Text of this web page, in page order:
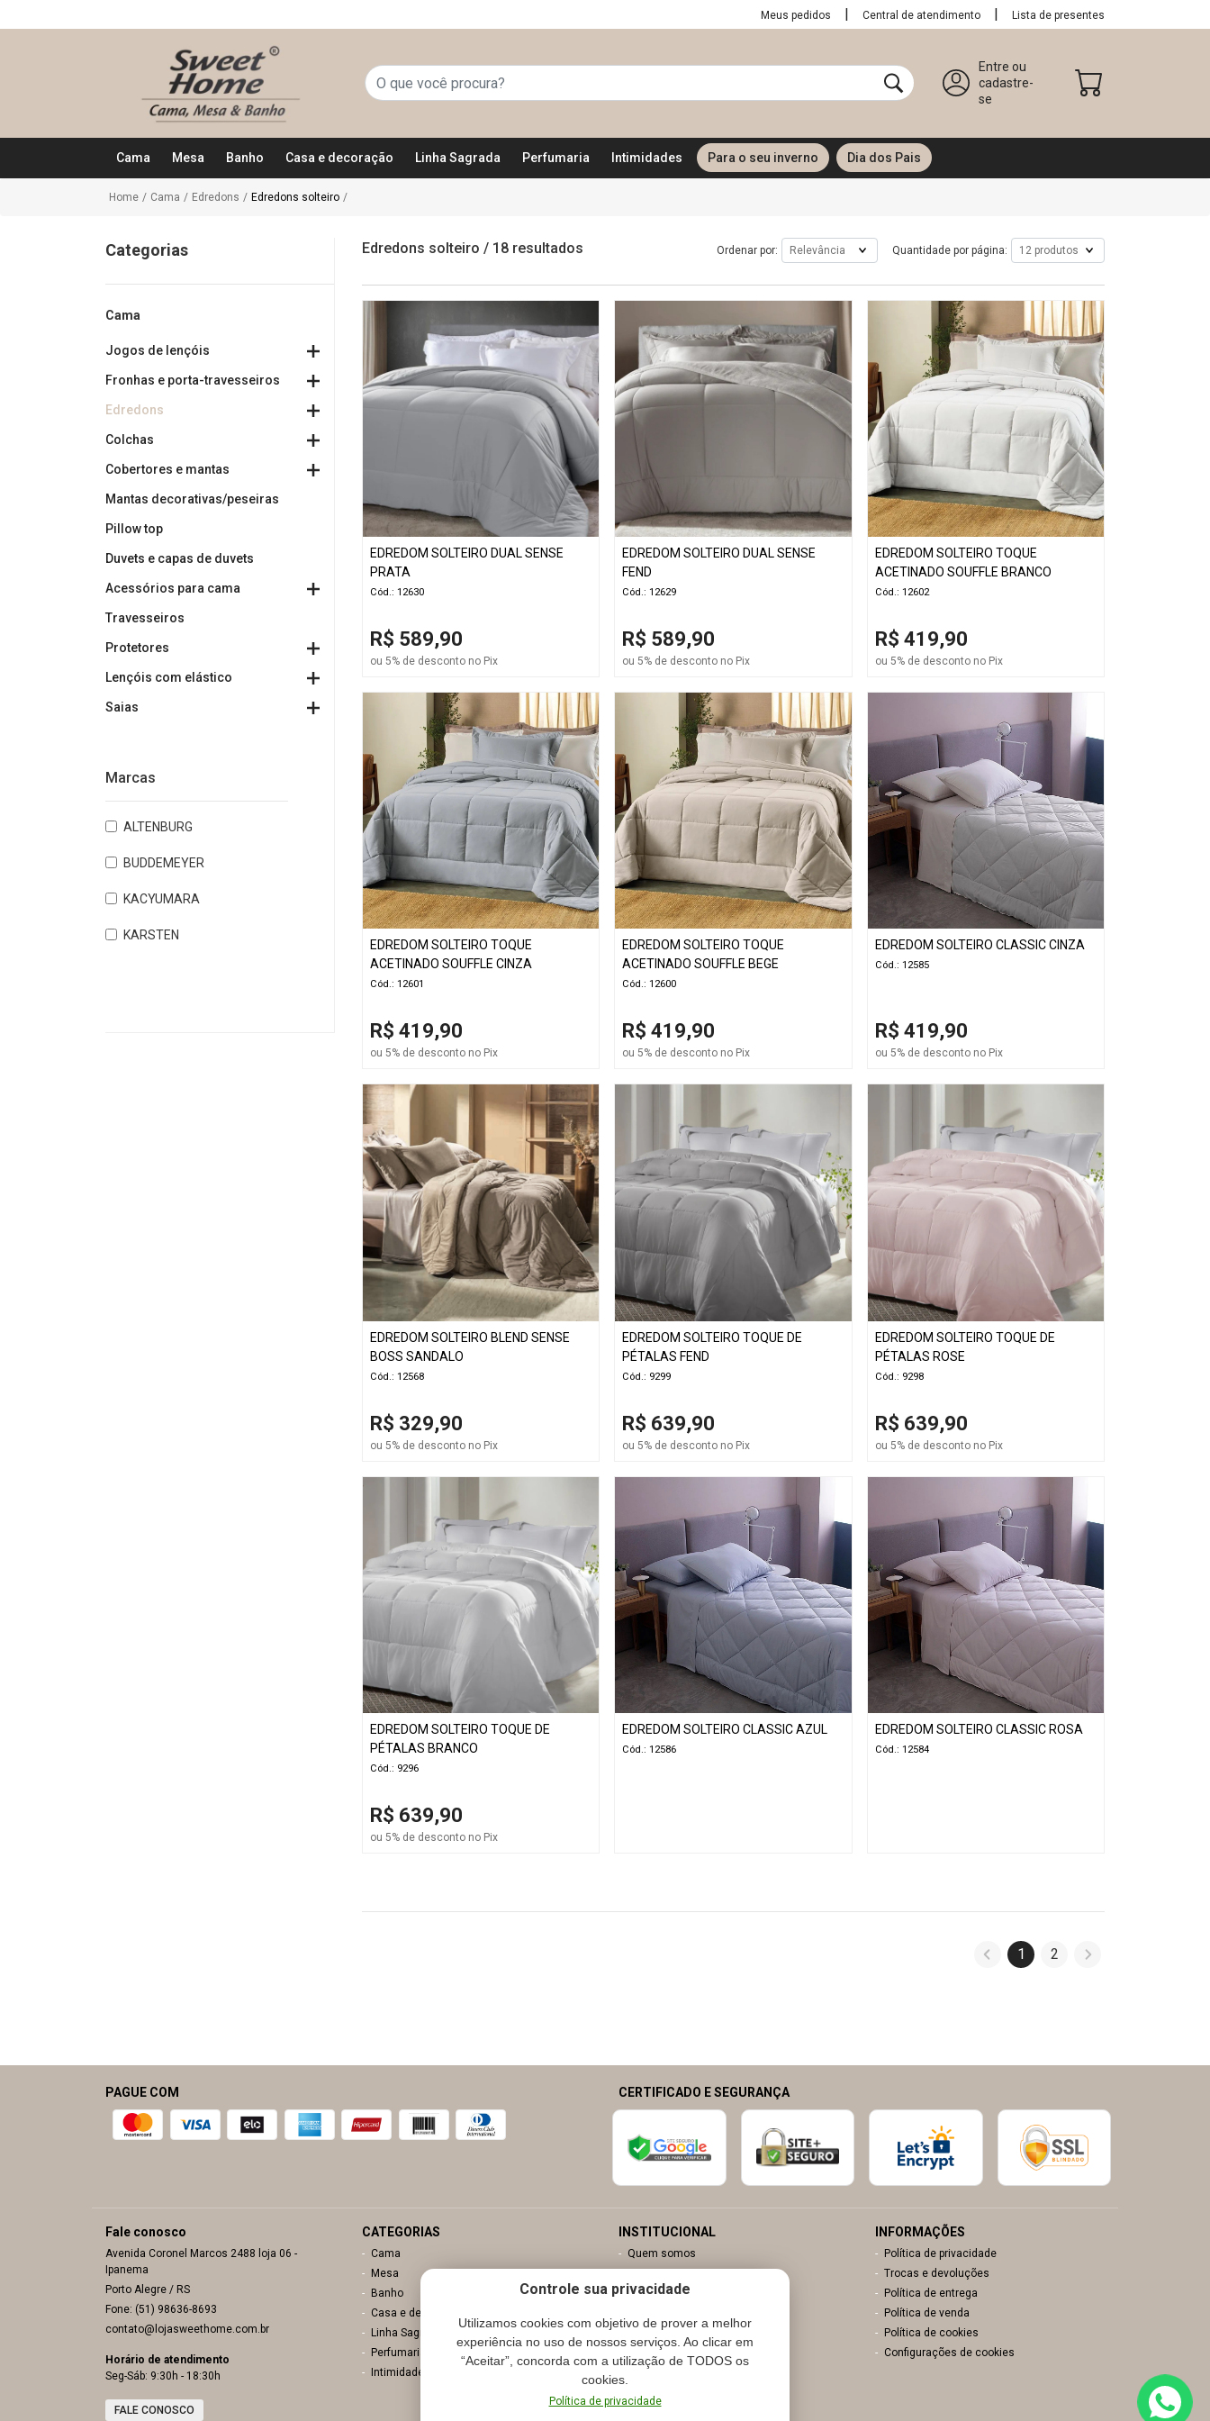
Meus pedidos Central de atendimento Lista de presentes
Entre ou
cadastre-
se
Cama Mesa Banho Casa e decoração Linha Sagrada Perfumaria Intimidades Para o seu inverno Dia dos Pais
Controle sua privacidade
Utilizamos cookies com objetivo de prover a melhor
experiência no uso de nossos serviços. Ao clicar em
“Aceitar”, concorda com a utilização de TODOS os
cookies.
Política de privacidade
Home / Cama / Edredons / Edredons solteiro /
Categorias
Cama
Jogos de lençóis
Fronhas e porta-travesseiros
Edredons
Colchas
Cobertores e mantas
Mantas decorativas/peseiras
Pillow top
Duvets e capas de duvets
Acessórios para cama
Travesseiros
Protetores
Lençóis com elástico
Saias
Marcas
ALTENBURG
BUDDEMEYER
KACYUMARA
KARSTEN
Edredons solteiro / 18 resultados Ordenar por: Quantidade por página:
EDREDOM SOLTEIRO DUAL SENSE
PRATA
Cód.: 12630
R$ 589,90
ou 5% de desconto no Pix
EDREDOM SOLTEIRO DUAL SENSE
FEND
Cód.: 12629
R$ 589,90
ou 5% de desconto no Pix
EDREDOM SOLTEIRO TOQUE
ACETINADO SOUFFLE BRANCO
Cód.: 12602
R$ 419,90
ou 5% de desconto no Pix
EDREDOM SOLTEIRO TOQUE
ACETINADO SOUFFLE CINZA
Cód.: 12601
R$ 419,90
ou 5% de desconto no Pix
EDREDOM SOLTEIRO TOQUE
ACETINADO SOUFFLE BEGE
Cód.: 12600
R$ 419,90
ou 5% de desconto no Pix
EDREDOM SOLTEIRO CLASSIC CINZA
Cód.: 12585
R$ 419,90
ou 5% de desconto no Pix
EDREDOM SOLTEIRO BLEND SENSE
BOSS SANDALO
Cód.: 12568
R$ 329,90
ou 5% de desconto no Pix
EDREDOM SOLTEIRO TOQUE DE
PÉTALAS FEND
Cód.: 9299
R$ 639,90
ou 5% de desconto no Pix
EDREDOM SOLTEIRO TOQUE DE
PÉTALAS ROSE
Cód.: 9298
R$ 639,90
ou 5% de desconto no Pix
EDREDOM SOLTEIRO TOQUE DE
PÉTALAS BRANCO
Cód.: 9296
R$ 639,90
ou 5% de desconto no Pix
EDREDOM SOLTEIRO CLASSIC AZUL
Cód.: 12586
EDREDOM SOLTEIRO CLASSIC ROSA
Cód.: 12584
1 2
PAGUE COM CERTIFICADO E SEGURANÇA
Fale conosco
Avenida Coronel Marcos 2488 loja 06 -
Ipanema
Porto Alegre / RS
Fone: (51) 98636-8693
contato@lojasweethome.com.br
Horário de atendimento
Seg-Sáb: 9:30h - 18:30h
FALE CONOSCO
CATEGORIAS
Cama
Mesa
Banho
Casa e decoração
Linha Sagrada
Perfumaria
Intimidades
INSTITUCIONAL
Quem somos
Minha conta
Nossas Lojas
INFORMAÇÕES
Política de privacidade
Trocas e devoluções
Política de entrega
Política de venda
Política de cookies
Configurações de cookies